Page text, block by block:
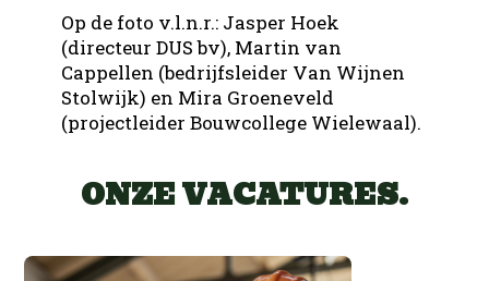
Op de foto v.l.n.r.: Jasper Hoek
(directeur DUS bv), Martin van
Cappellen (bedrijfsleider Van Wijnen
Stolwijk) en Mira Groeneveld
(projectleider Bouwcollege Wielewaal).
ONZE VACATURES.